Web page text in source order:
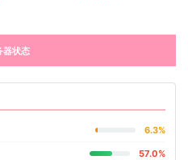
器状态
6.3%
57.0%